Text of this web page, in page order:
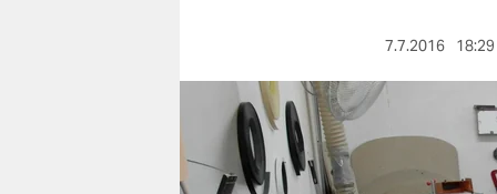
berlin
nord
7.7.2016